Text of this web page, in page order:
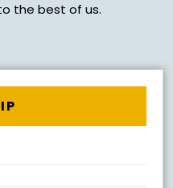
the best of us.